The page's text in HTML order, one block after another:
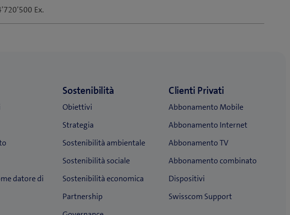
Ex.